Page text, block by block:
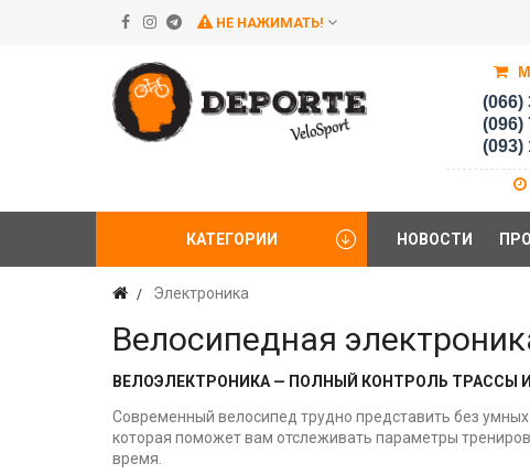
НЕ НАЖИМАТЬ!
(066)
(096)
(093)
КАТЕГОРИИ НОВОСТИ
Электроника
Велосипедная
ВЕЛОЭЛЕКТРОНИКА — ПОЛНЫЙ КОНТРОЛЬ ТРАССЫ
Современный велосипед трудно представить без
которая поможет вам отслеживать параметры
время.